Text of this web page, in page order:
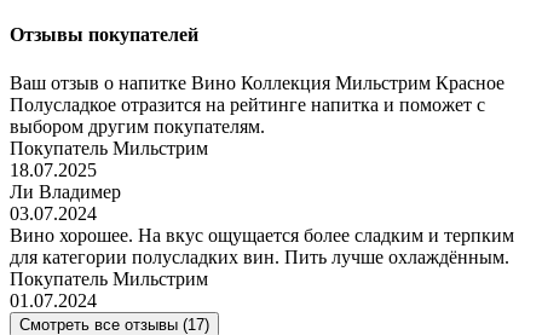
Отзывы покупателей
Ваш отзыв о напитке Вино Коллекция Мильстрим Красное
Полусладкое отразится на рейтинге напитка и поможет с
выбором другим покупателям.
Покупатель Мильстрим
18.07.2025
Ли Владимер
03.07.2024
Вино хорошее. На вкус ощущается более сладким и терпким
для категории полусладких вин. Пить лучше охлаждённым.
Покупатель Мильстрим
01.07.2024
Смотреть все отзывы (17)